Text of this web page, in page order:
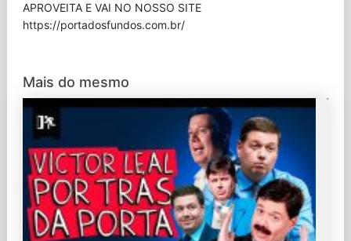
APROVEITA E VAI NO NOSSO SITE
⁠https://portadosfundos.com.br/
Mais do mesmo